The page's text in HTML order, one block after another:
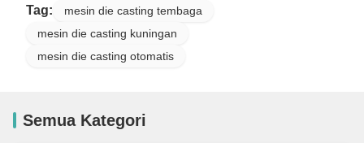
Tag:
mesin die casting tembaga
mesin die casting kuningan
mesin die casting otomatis
Semua Kategori